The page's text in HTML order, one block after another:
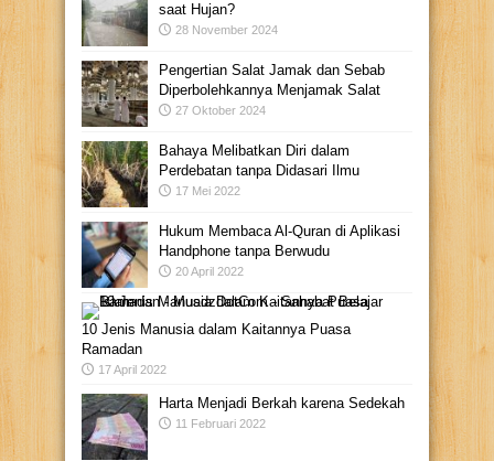
saat Hujan?
28 November 2024
Pengertian Salat Jamak dan Sebab
Diperbolehkannya Menjamak Salat
27 Oktober 2024
Bahaya Melibatkan Diri dalam
Perdebatan tanpa Didasari Ilmu
17 Mei 2022
Hukum Membaca Al-Quran di Aplikasi
Handphone tanpa Berwudu
20 April 2022
10 Jenis Manusia dalam Kaitannya Puasa
Ramadan
17 April 2022
Harta Menjadi Berkah karena Sedekah
11 Februari 2022